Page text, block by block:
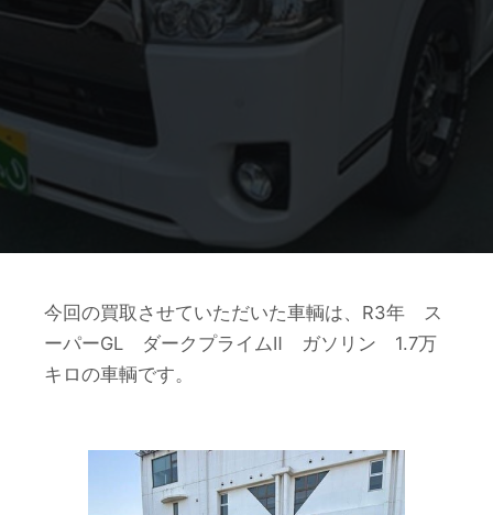
今回の買取させていただいた車輌は、R3年 ス
ーパーGL ダークプライムⅡ ガソリン 1.7万
キロの車輌です。